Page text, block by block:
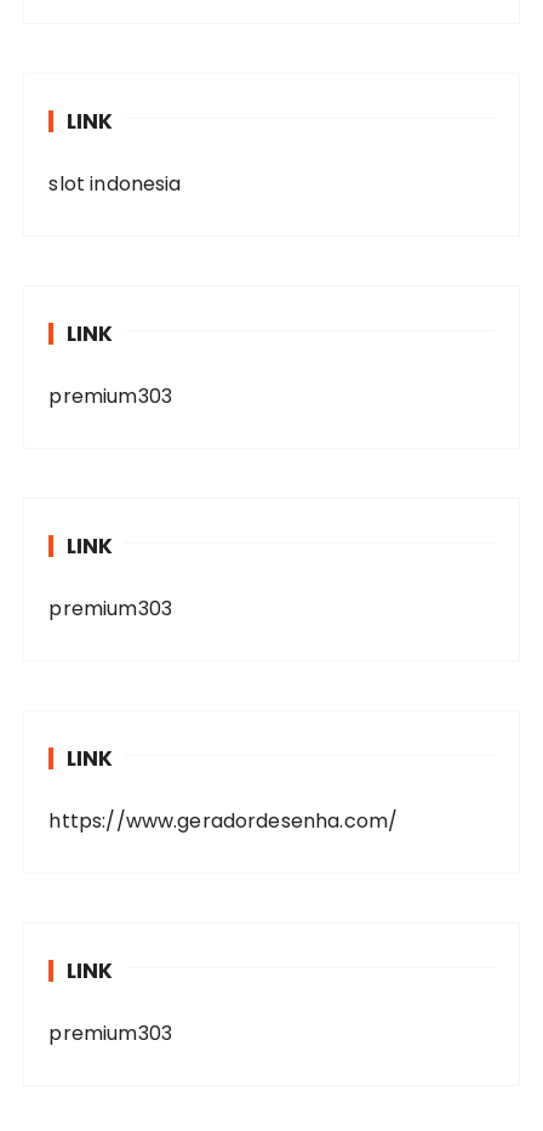
LINK
slot indonesia
LINK
premium303
LINK
premium303
LINK
https://www.geradordesenha.com/
LINK
premium303